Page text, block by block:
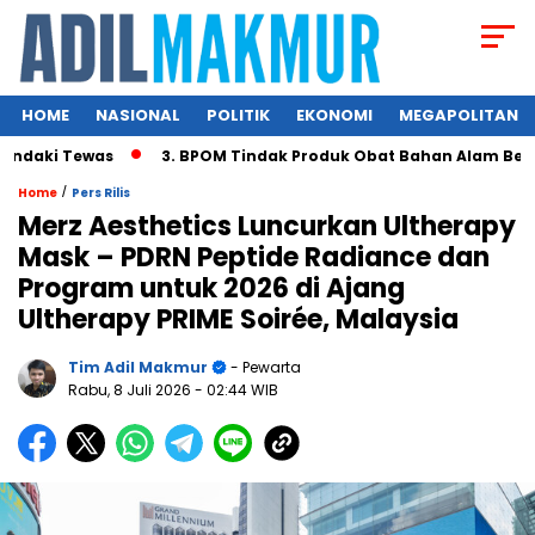
HOME NASIONAL POLITIK EKONOMI MEGAPOLITAN
Tewas 3. BPOM Tindak Produk Obat Bahan Alam
Home / Pers Rilis
Merz Aesthetics Luncurkan Ultherapy
Mask – PDRN Peptide Radiance dan
Program untuk 2026 di Ajang
Ultherapy PRIME Soirée, Malaysia
Tim Adil Makmur
- Pewarta
Rabu, 8 Juli 2026 - 02:44 WIB